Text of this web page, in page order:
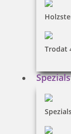
Trodat
Trodat Printy